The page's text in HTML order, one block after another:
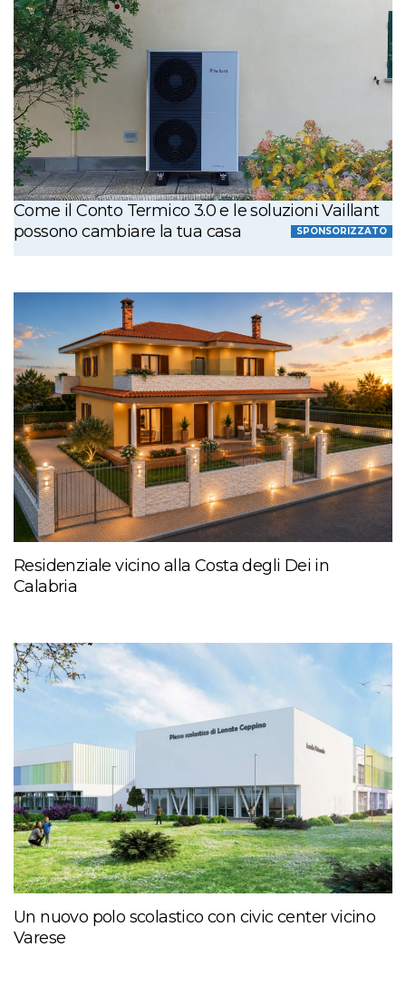
Come il Conto Termico 3.0 e le soluzioni Vaillant
possono cambiare la tua casa
SPONSORIZZATO
Residenziale vicino alla Costa degli Dei in
Calabria
Un nuovo polo scolastico con civic center vicino
Varese